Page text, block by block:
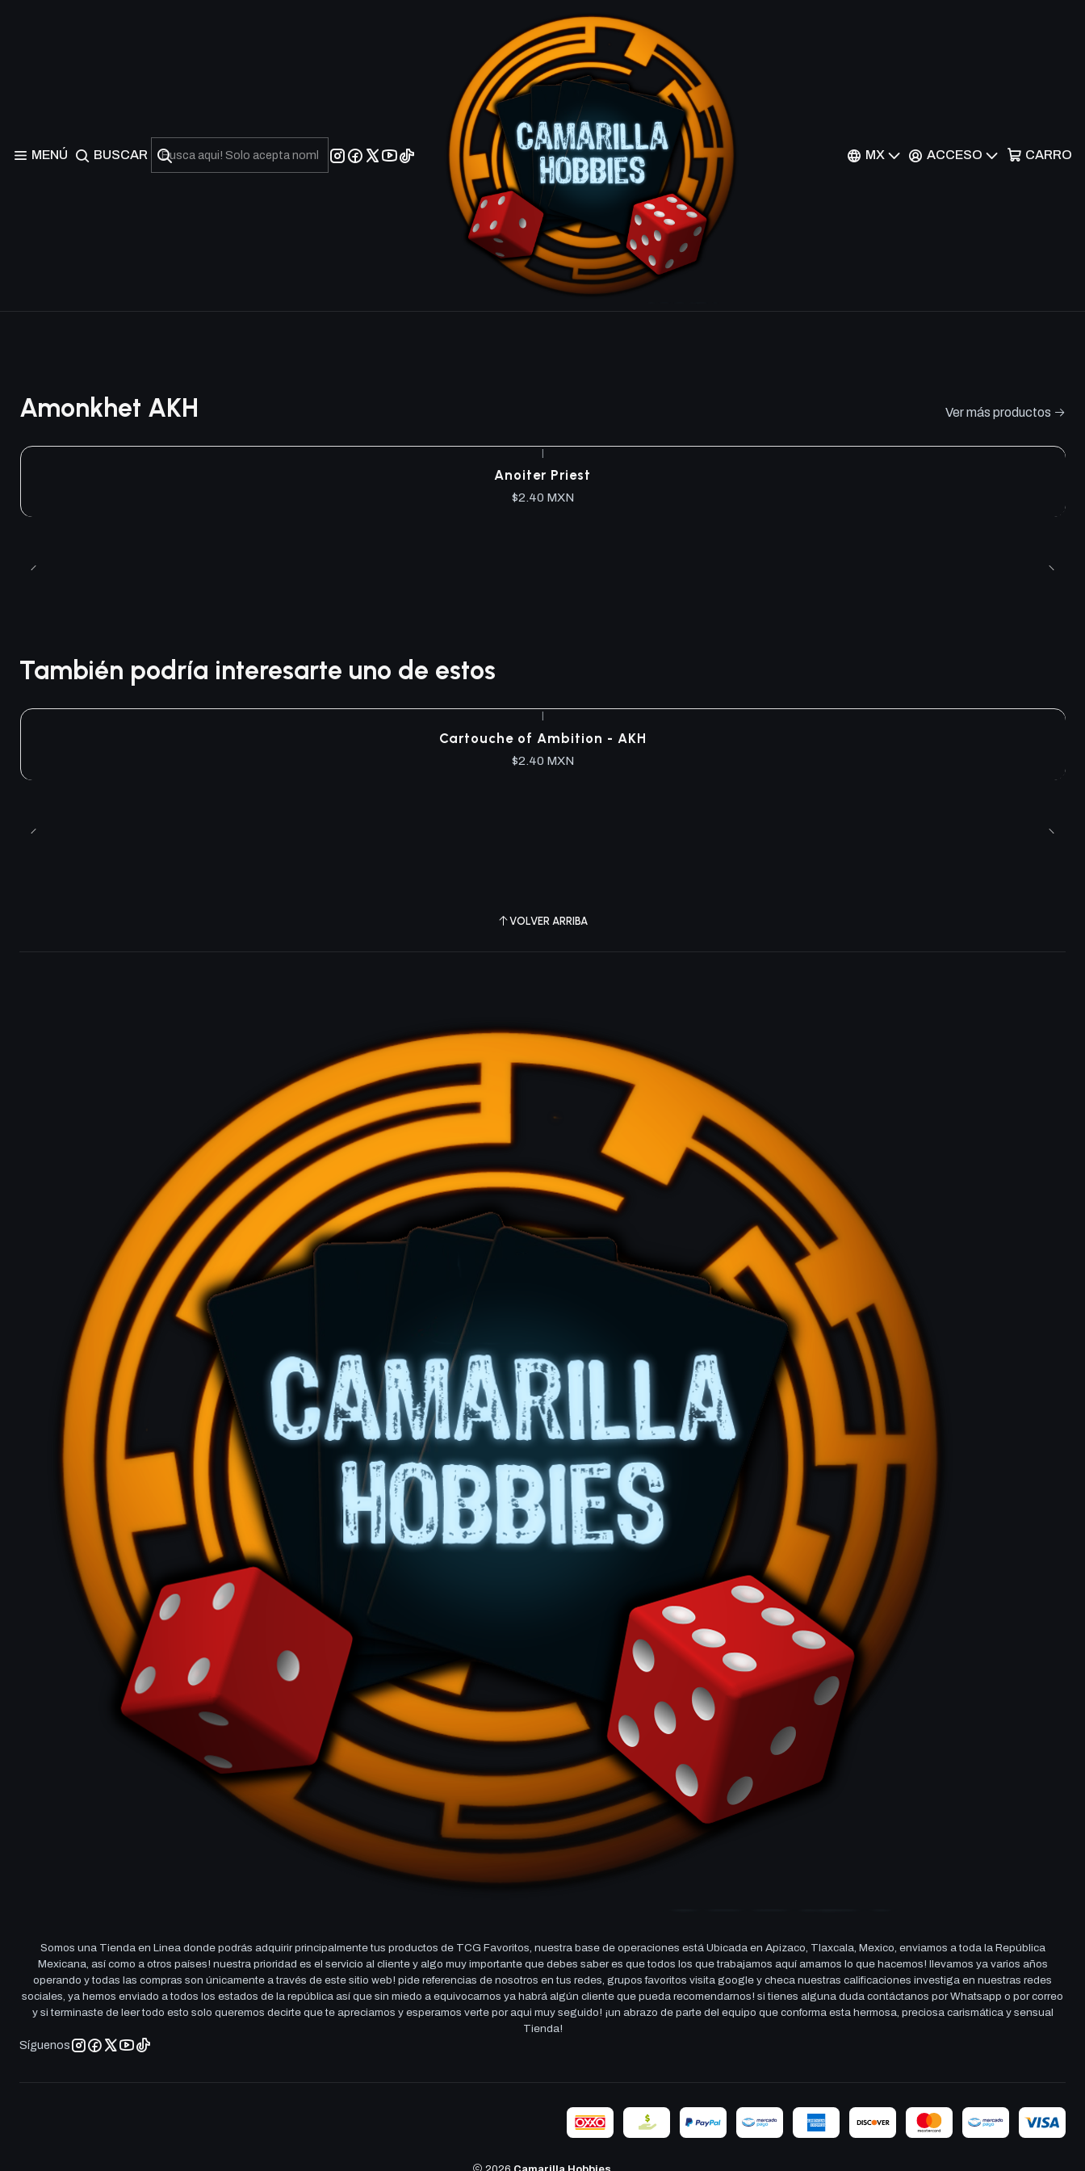
MENÚ BUSCAR MX ACCESO CARRO
Cartouche of Knowledge - AKH
Cantidad
Agregar al Carrito
|
Mostrar stock de ubicaciones
COMPARTIR ESTE PRODUCTO
Amonkhet AKH Ver más productos
Anoiter Priest
$2.40 MXN
También podría interesarte uno de estos
Cartouche of Ambition - AKH
$2.40 MXN
VOLVER ARRIBA
Somos una Tienda en Linea donde podrás adquirir principalmente tus productos de TCG Favoritos, nuestra base de operaciones está Ubicada en Apizaco, Tlaxcala, Mexico, enviamos a toda la República
Mexicana, así como a otros países! nuestra prioridad es el servicio al cliente y algo muy importante que debes saber es que todos los que trabajamos aquí amamos lo que hacemos! llevamos ya varios años
operando y todas las compras son únicamente a través de este sitio web! pide referencias de nosotros en tus redes, grupos favoritos visita google y checa nuestras calificaciones investiga en nuestras redes
sociales, ya hemos enviado a todos los estados de la república así que sin miedo a equivocarnos ya habrá algún cliente que pueda recomendarnos! si tienes alguna duda contáctanos por Whatsapp o por correo
y si terminaste de leer todo esto solo queremos decirte que te apreciamos y esperamos verte por aqui muy seguido! ¡un abrazo de parte del equipo que conforma esta hermosa, preciosa carismática y sensual
Tienda!
Síguenos